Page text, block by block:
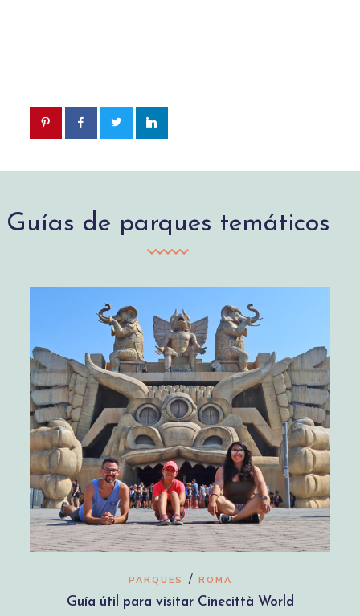
Guías de parques temáticos
PARQUES / ROMA
Guía útil para visitar Cinecittà World